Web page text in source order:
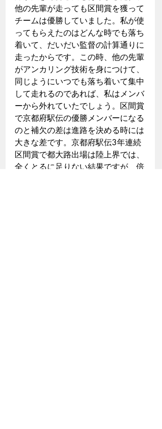
他の先輩が走っても区間賞を獲って
チームは優勝していました。私が使
ってもらえたのはどんな時でも落ち
着いて、だいだい監督の計算通りに
走ったからです。この時、他の先輩
がアンカリング技術を身につけて、
同じようにいつでも落ち着いて集中
して走れるのであれば、私はメンバ
ーから外れていたでしょう。区間賞
で京都府駅伝の優勝メンバーになる
のと補欠の差は進路を決める時には
大きな差です。京都府駅伝3年連続
区間賞で都大路出場は陸上界では、
全くとるに足りない結果ですが、倍